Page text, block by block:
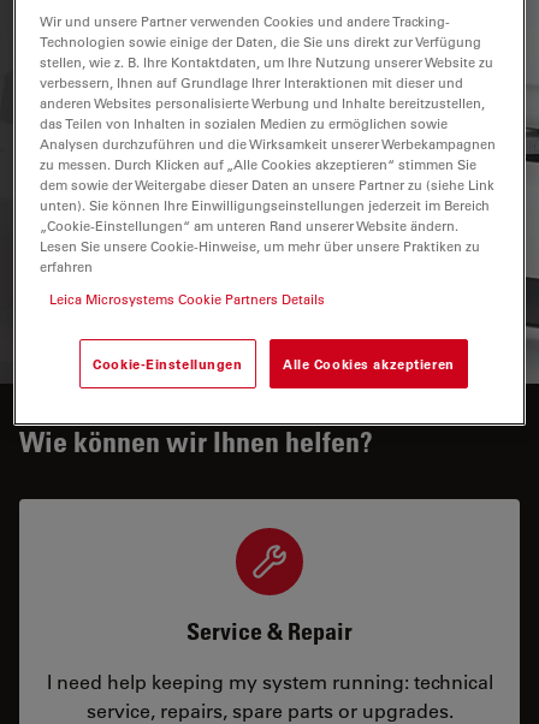
Ultramikrotom Leica EM UC7 oder Leica EM UC6 durch
das Aufsetzten der Kryokammer Leica EM FC7 in ein
Kryoultramikrotom verwandeln.
In nur4 Schritten zu perfekten Kryoschnitten, für mehr
Information klicken Sie bitte auf "Galerie".
For research use only
Wie können wir Ihnen helfen?
Service & Repair
I need help keeping my system running: technical
service, repairs, spare parts or upgrades.
Wir und unsere Partner verwenden Cookies und andere Tracking-
Technologien sowie einige der Daten, die Sie uns direkt zur Verfügung
stellen, wie z. B. Ihre Kontaktdaten, um Ihre Nutzung unserer Website zu
verbessern, Ihnen auf Grundlage Ihrer Interaktionen mit dieser und
anderen Websites personalisierte Werbung und Inhalte bereitzustellen,
das Teilen von Inhalten in sozialen Medien zu ermöglichen sowie
Analysen durchzuführen und die Wirksamkeit unserer Werbekampagnen
zu messen. Durch Klicken auf „Alle Cookies akzeptieren“ stimmen Sie
dem sowie der Weitergabe dieser Daten an unsere Partner zu (siehe Link
unten). Sie können Ihre Einwilligungseinstellungen jederzeit im Bereich
„Cookie-Einstellungen“ am unteren Rand unserer Website ändern.
Lesen Sie unsere Cookie-Hinweise, um mehr über unsere Praktiken zu
erfahren
Leica Microsystems Cookie Partners Details
Cookie-Einstellungen Alle Cookies akzeptieren